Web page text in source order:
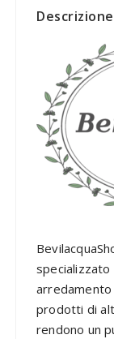
Descrizione
specializzato
arredamento
prodotti di
rendono un